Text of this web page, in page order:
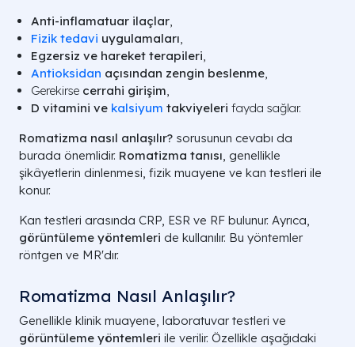
Anti-inflamatuar ilaçlar,
Fizik tedavi uygulamaları,
Egzersiz ve hareket terapileri,
Antioksidan açısından zengin beslenme,
Gerekirse cerrahi girişim,
D vitamini ve kalsiyum takviyeleri fayda sağlar.
Romatizma nasıl anlaşılır? sorusunun cevabı da
burada önemlidir. Romatizma tanısı, genellikle
şikâyetlerin dinlenmesi, fizik muayene ve kan testleri ile
konur.
Kan testleri arasında CRP, ESR ve RF bulunur. Ayrıca,
görüntüleme yöntemleri de kullanılır. Bu yöntemler
röntgen ve MR'dır.
Romatizma Nasıl Anlaşılır?
Genellikle klinik muayene, laboratuvar testleri ve
görüntüleme yöntemleri ile verilir. Özellikle aşağıdaki